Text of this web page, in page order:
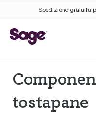
Spedizione gratuita
tostapane